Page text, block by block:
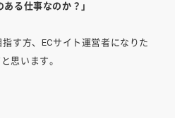
ある仕事なのか？」
す方、ECサイト運営者になりた
思います。